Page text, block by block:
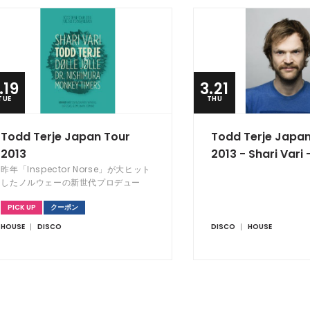
Todd Terje Japan Tour
2013
昨年「Inspector Norse」が大ヒット
したノルウェーの新世代プロデュー
Shari Variを一緒に開催している相棒
Dølle Jølleと共に来日！
PICK UP
クーポン
HOUSE
DISCO
3.21
THU
Todd Terje
2013 - Shari Vari
DISCO HOUSE